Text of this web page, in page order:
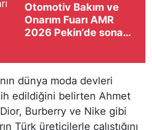
Otomotiv Bakım ve
Onarım Fuarı AMR
2026 Pekin’de sona
dünya moda devleri
edildiğini belirten Ahmet
Burberry ve Nike gibi
Türk üreticilerle çalıştığını